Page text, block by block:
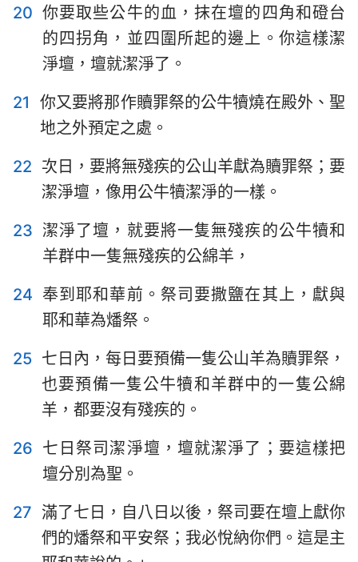
20 你要取些公牛的血，抹在壇的四角和磴台
的四拐角，並四圍所起的邊上。你這樣潔
淨壇，壇就潔淨了。
21
你又要將那作贖罪祭的公牛犢燒在殿外、聖
地之外預定之處。
22 次日，要將無殘疾的公山羊獻為贖罪祭；要
潔淨壇，像用公牛犢潔淨的一樣。
23 潔淨了壇，就要將一隻無殘疾的公牛犢和
羊群中一隻無殘疾的公綿羊，
24 奉到耶和華前。祭司要撒鹽在其上，獻與
耶和華為燔祭。
25 七日內，每日要預備一隻公山羊為贖罪祭，
也要預備一隻公牛犢和羊群中的一隻公綿
羊，都要沒有殘疾的。
26 七日祭司潔淨壇，壇就潔淨了；要這樣把
壇分別為聖。
27 滿了七日，自八日以後，祭司要在壇上獻你
們的燔祭和平安祭；我必悅納你們。這是主